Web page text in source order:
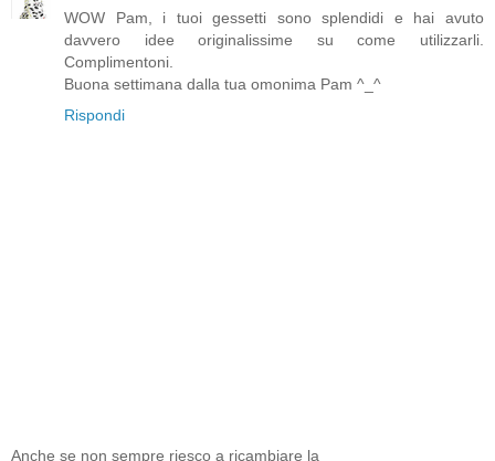
WOW Pam, i tuoi gessetti sono splendidi e hai avuto
davvero idee originalissime su come utilizzarli.
Complimentoni.
Buona settimana dalla tua omonima Pam ^_^
Rispondi
Anche se non sempre riesco a ricambiare la